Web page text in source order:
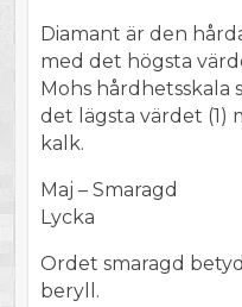
Diamant är den
med det högsta
Mohs hårdhetsskala
det lägsta värdet (1)
kalk.
Maj –
Lycka
Ordet smaragd
beryll.